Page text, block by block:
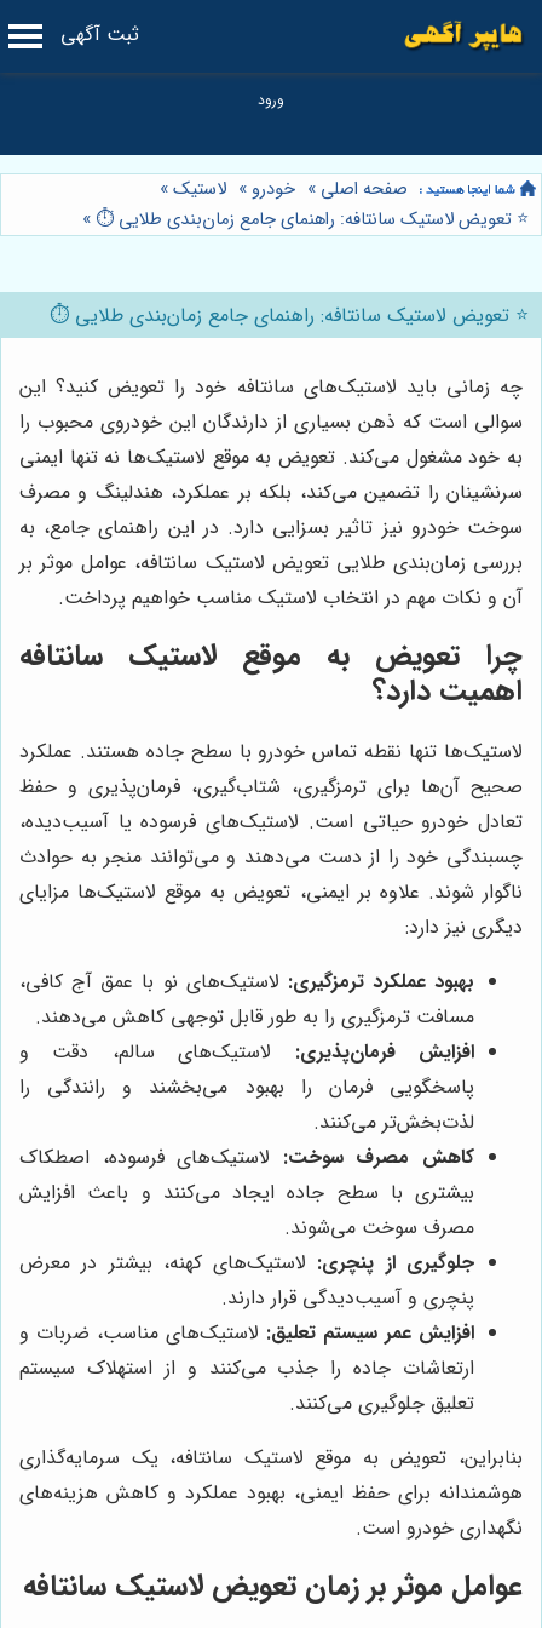
ثبت آگهی
صفحه اصلی » خودرو » لاستیک»
⭐️ تعویض لاستیک سانتافه: راهنمای جامع زمان‌بندی طلایی ⏱️ »
⭐️ تعویض لاستیک سانتافه: راهنمای جامع زمان‌بندی طلایی ⏱️
چه زمانی باید لاستیک‌های سانتافه خود را تعویض کنید؟ این
سوالی است که ذهن بسیاری از دارندگان این خودروی محبوب را
به خود مشغول می‌کند. تعویض به موقع لاستیک‌ها نه تنها ایمنی
سرنشینان را تضمین می‌کند، بلکه بر عملکرد، هندلینگ و مصرف
سوخت خودرو نیز تاثیر بسزایی دارد. در این راهنمای جامع، به
بررسی زمان‌بندی طلایی تعویض لاستیک سانتافه، عوامل موثر بر
آن و نکات مهم در انتخاب لاستیک مناسب خواهیم پرداخت.
چرا تعویض به موقع لاستیک سانتافه
اهمیت دارد؟
لاستیک‌ها تنها نقطه تماس خودرو با سطح جاده هستند. عملکرد
صحیح آن‌ها برای ترمزگیری، شتاب‌گیری، فرمان‌پذیری و حفظ
تعادل خودرو حیاتی است. لاستیک‌های فرسوده یا آسیب‌دیده،
چسبندگی خود را از دست می‌دهند و می‌توانند منجر به حوادث
ناگوار شوند. علاوه بر ایمنی، تعویض به موقع لاستیک‌ها مزایای
دیگری نیز دارد:
بهبود عملکرد ترمزگیری: لاستیک‌های نو با عمق آج کافی،
مسافت ترمزگیری را به طور قابل توجهی کاهش می‌دهند.
افزایش فرمان‌پذیری: لاستیک‌های سالم، دقت و
پاسخگویی فرمان را بهبود می‌بخشند و رانندگی را
لذت‌بخش‌تر می‌کنند.
کاهش مصرف سوخت: لاستیک‌های فرسوده، اصطکاک
بیشتری با سطح جاده ایجاد می‌کنند و باعث افزایش
مصرف سوخت می‌شوند.
جلوگیری از پنچری: لاستیک‌های کهنه، بیشتر در معرض
پنچری و آسیب‌دیدگی قرار دارند.
افزایش عمر سیستم تعلیق: لاستیک‌های مناسب، ضربات و
ارتعاشات جاده را جذب می‌کنند و از استهلاک سیستم
تعلیق جلوگیری می‌کنند.
بنابراین، تعویض به موقع لاستیک سانتافه، یک سرمایه‌گذاری
هوشمندانه برای حفظ ایمنی، بهبود عملکرد و کاهش هزینه‌های
نگهداری خودرو است.
عوامل موثر بر زمان تعویض لاستیک سانتافه